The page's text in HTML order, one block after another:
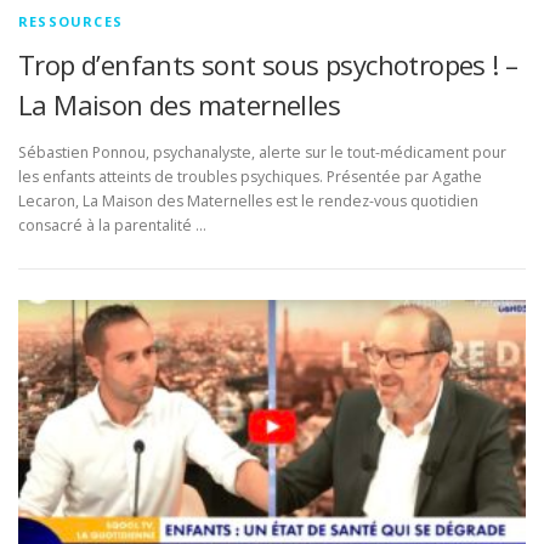
RESSOURCES
Trop d’enfants sont sous psychotropes ! –
La Maison des maternelles
Sébastien Ponnou, psychanalyste, alerte sur le tout-médicament pour
les enfants atteints de troubles psychiques. Présentée par Agathe
Lecaron, La Maison des Maternelles est le rendez-vous quotidien
consacré à la parentalité …